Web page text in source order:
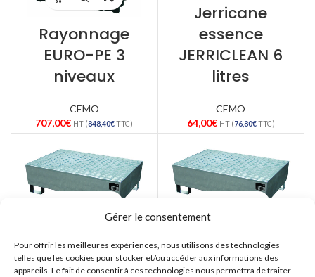
Gérer le consentement
Pour offrir les meilleures expériences, nous utilisons des technologies
telles que les cookies pour stocker et/ou accéder aux informations des
appareils. Le fait de consentir à ces technologies nous permettra de traiter
Rayonnage
EURO-PE 3
niveaux
CEMO
707,00€ HT (848,40€TTC)
Jerricane
essence
JERRICLEAN 6
litres
CEMO
64,00€ HT (76,80€TTC)
Lot de 5 Bacs
SW2-240
Lot de 10 Bacs
SW2-240